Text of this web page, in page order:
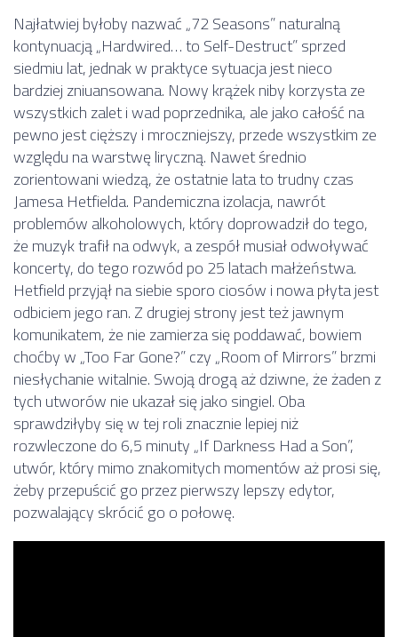
Najłatwiej byłoby nazwać „72 Seasons” naturalną
kontynuacją „Hardwired… to Self-Destruct” sprzed
siedmiu lat, jednak w praktyce sytuacja jest nieco
bardziej zniuansowana. Nowy krążek niby korzysta ze
wszystkich zalet i wad poprzednika, ale jako całość na
pewno jest cięższy i mroczniejszy, przede wszystkim ze
względu na warstwę liryczną. Nawet średnio
zorientowani wiedzą, że ostatnie lata to trudny czas
Jamesa Hetfielda. Pandemiczna izolacja, nawrót
problemów alkoholowych, który doprowadził do tego,
że muzyk trafił na odwyk, a zespół musiał odwoływać
koncerty, do tego rozwód po 25 latach małżeństwa.
Hetfield przyjął na siebie sporo ciosów i nowa płyta jest
odbiciem jego ran. Z drugiej strony jest też jawnym
komunikatem, że nie zamierza się poddawać, bowiem
choćby w „Too Far Gone?” czy „Room of Mirrors” brzmi
niesłychanie witalnie. Swoją drogą aż dziwne, że żaden z
tych utworów nie ukazał się jako singiel. Oba
sprawdziłyby się w tej roli znacznie lepiej niż
rozwleczone do 6,5 minuty „If Darkness Had a Son”,
utwór, który mimo znakomitych momentów aż prosi się,
żeby przepuścić go przez pierwszy lepszy edytor,
pozwalający skrócić go o połowę.